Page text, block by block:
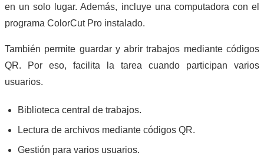
en un solo lugar. Además, incluye una computadora con el
programa ColorCut Pro instalado.
También permite guardar y abrir trabajos mediante códigos
QR. Por eso, facilita la tarea cuando participan varios
usuarios.
Biblioteca central de trabajos.
Lectura de archivos mediante códigos QR.
Gestión para varios usuarios.